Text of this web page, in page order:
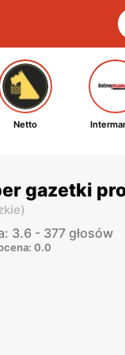
Netto
gazetki
)
3.6 - 377 głosów
0.0